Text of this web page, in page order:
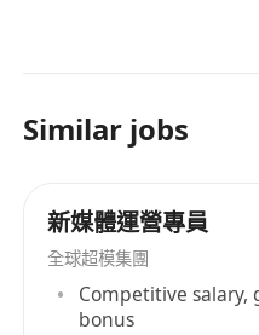
Similar jobs
新媒體運營專員
全球超模集團
Competitive salary,
bonus